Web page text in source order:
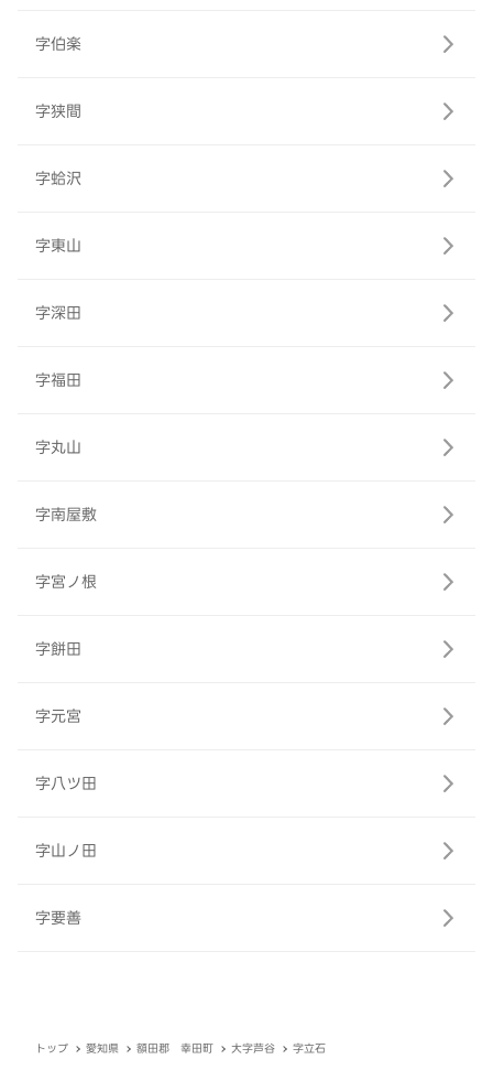
字伯楽
字狭間
字蛤沢
字東山
字深田
字福田
字丸山
字南屋敷
字宮ノ根
字餅田
字元宮
字八ツ田
字山ノ田
字要善
トップ 愛知県 額田郡 幸田町 大字芦谷 字立石